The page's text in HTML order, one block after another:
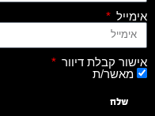
אימייל
אישור קבלת דיוור
מאשר/ת
שלח